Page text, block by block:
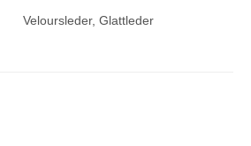
Veloursleder, Glattleder